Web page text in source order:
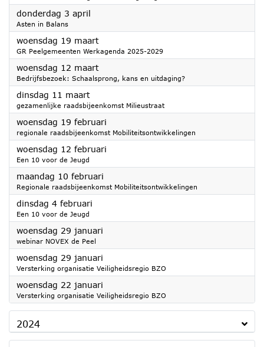
donderdag 3 april
Asten in Balans
woensdag 19 maart2025
GR Peelgemeenten Werkagenda 2025-2029
woensdag 12 maart2025
Bedrijfsbezoek: Schaalsprong, kans en uitdaging?
dinsdag 11 maart2025
gezamenlijke raadsbijeenkomst Milieustraat
woensdag 19 februari
regionale raadsbijeenkomst Mobiliteitsontwikkelingen
woensdag 12 februari
Een 10 voor de Jeugd
maandag 10 februari
Regionale raadsbijeenkomst Mobiliteitsontwikkelingen
dinsdag 4 februari
Een 10 voor de Jeugd
woensdag 29 januari
webinar NOVEX de Peel
woensdag 29 januari
Versterking organisatie Veiligheidsregio BZO
woensdag 22 januari
Versterking organisatie Veiligheidsregio BZO
2024